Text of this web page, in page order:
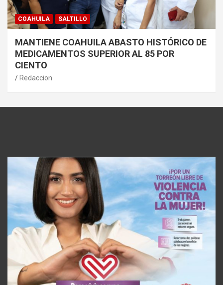
COAHUILA SALTILLO
MANTIENE COAHUILA ABASTO HISTÓRICO DE
MEDICAMENTOS SUPERIOR AL 85 POR
CIENTO
Redaccion